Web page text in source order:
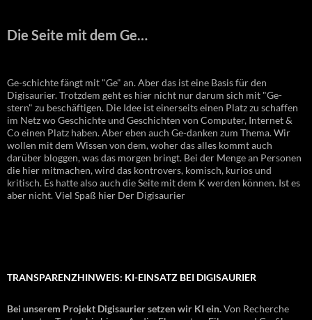
Die Seite mit dem Ge…
Ge-schichte fängt mit "Ge" an. Aber das ist eine Basis für den
Digisaurier. Trotzdem geht es hier nicht nur darum sich mit "Ge-
stern" zu beschäftigen. Die Idee ist einerseits einen Platz zu schaffen
im Netz wo Geschichte und Geschichten von Computer, Internet &
Co einen Platz haben. Aber eben auch Ge-danken zum Thema. Wir
wollen mit dem Wissen von dem, woher das alles kommt auch
darüber bloggen, was das morgen bringt. Bei der Menge an Personen
die hier mitmachen, wird das kontrovers, komisch, kurios und
kritisch. Es hatte also auch die Seite mit dem K werden können. Ist es
aber nicht. Viel Spaß hier Der Digisaurier
TRANSPARENZHINWEIS: KI-EINSATZ BEI DIGISAURIER
Bei unserem Projekt Digisaurier setzen wir KI ein.Von Recherche